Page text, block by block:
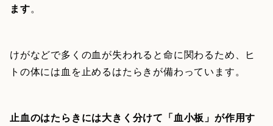
ます。
けがなどで多くの血が失われると命に関わるため、ヒ
トの体には血を止めるはたらきが備わっています。
止血のはたらきには大きく分けて「血小板」が作用す